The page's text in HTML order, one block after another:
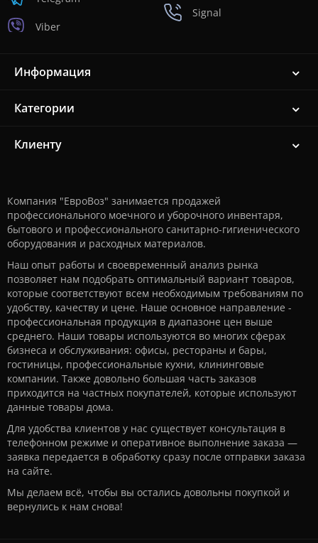
Viber
Signal
Информация
Категории
Клиенту
Компания "ЕвроВоз" занимается продажей
профессионального моечного и уборочного инвентаря,
бытового и профессионального санитарно-гигиенического
оборудования и расходных материалов.
Наш опыт работы и своевременный анализ рынка
позволяет нам подобрать оптимальный вариант товаров,
которые соответствуют всем необходимым требованиям по
удобству, качеству и цене. Наше основное направление -
профессиональная продукция в диапазоне цен выше
среднего. Наши товары используются во многих сферах
бизнеса и обслуживания: офисы, рестораны и бары,
гостиницы, профессиональные кухни, клининговые
компании. Также довольно большая часть заказов
приходится на частных покупателей, которые используют
данные товары дома.
Для удобства клиентов у нас существует консультация в
телефонном режиме и оперативное выполнение заказа —
заявка передается в обработку сразу после отправки заказа
на сайте.
Мы делаем всё, чтобы вы остались довольны покупкой и
вернулись к нам снова!